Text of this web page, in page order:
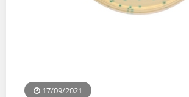
17/09/2021